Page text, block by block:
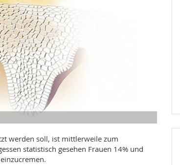
werden soll, ist mittlerweile zum
statistisch gesehen Frauen 14% und